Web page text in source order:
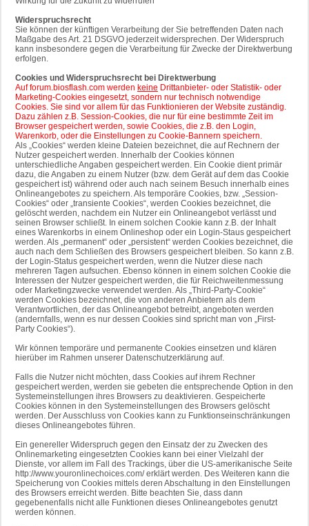
Widerspruchsrecht
Sie können der künftigen Verarbeitung der Sie betreffenden Daten nach
Maßgabe des Art. 21 DSGVO jederzeit widersprechen. Der Widerspruch
kann insbesondere gegen die Verarbeitung für Zwecke der Direktwerbung
erfolgen.
Cookies und Widerspruchsrecht bei Direktwerbung
Auf forum.biosflash.com werden keine Drittanbieter- oder Statistik- oder
Marketing-Cookies eingesetzt, sondern nur technisch notwendige
Cookies. Sie sind vor allem für das Funktionieren der Website zuständig.
Dazu zählen z.B. Session-Cookies, die nur für eine bestimmte Zeit im
Browser gespeichert werden, sowie Cookies, die z.B. den Login,
Warenkorb, oder die Einstellungen zu Cookie-Bannern speichern.
Als „Cookies“ werden kleine Dateien bezeichnet, die auf Rechnern der
Nutzer gespeichert werden. Innerhalb der Cookies können
unterschiedliche Angaben gespeichert werden. Ein Cookie dient primär
dazu, die Angaben zu einem Nutzer (bzw. dem Gerät auf dem das Cookie
gespeichert ist) während oder auch nach seinem Besuch innerhalb eines
Onlineangebotes zu speichern. Als temporäre Cookies, bzw. „Session-
Cookies“ oder „transiente Cookies“, werden Cookies bezeichnet, die
gelöscht werden, nachdem ein Nutzer ein Onlineangebot verlässt und
seinen Browser schließt. In einem solchen Cookie kann z.B. der Inhalt
eines Warenkorbs in einem Onlineshop oder ein Login-Staus gespeichert
werden. Als „permanent“ oder „persistent“ werden Cookies bezeichnet, die
auch nach dem Schließen des Browsers gespeichert bleiben. So kann z.B.
der Login-Status gespeichert werden, wenn die Nutzer diese nach
mehreren Tagen aufsuchen. Ebenso können in einem solchen Cookie die
Interessen der Nutzer gespeichert werden, die für Reichweitenmessung
oder Marketingzwecke verwendet werden. Als „Third-Party-Cookie“
werden Cookies bezeichnet, die von anderen Anbietern als dem
Verantwortlichen, der das Onlineangebot betreibt, angeboten werden
(andernfalls, wenn es nur dessen Cookies sind spricht man von „First-
Party Cookies“).
Wir können temporäre und permanente Cookies einsetzen und klären
hierüber im Rahmen unserer Datenschutzerklärung auf.
Falls die Nutzer nicht möchten, dass Cookies auf ihrem Rechner
gespeichert werden, werden sie gebeten die entsprechende Option in den
Systemeinstellungen ihres Browsers zu deaktivieren. Gespeicherte
Cookies können in den Systemeinstellungen des Browsers gelöscht
werden. Der Ausschluss von Cookies kann zu Funktionseinschränkungen
dieses Onlineangebotes führen.
Ein genereller Widerspruch gegen den Einsatz der zu Zwecken des
Onlinemarketing eingesetzten Cookies kann bei einer Vielzahl der
Dienste, vor allem im Fall des Trackings, über die US-amerikanische Seite
http://www.youronlinechoices.com/ erklärt werden. Des Weiteren kann die
Speicherung von Cookies mittels deren Abschaltung in den Einstellungen
des Browsers erreicht werden. Bitte beachten Sie, dass dann
gegebenenfalls nicht alle Funktionen dieses Onlineangebotes genutzt
werden können.